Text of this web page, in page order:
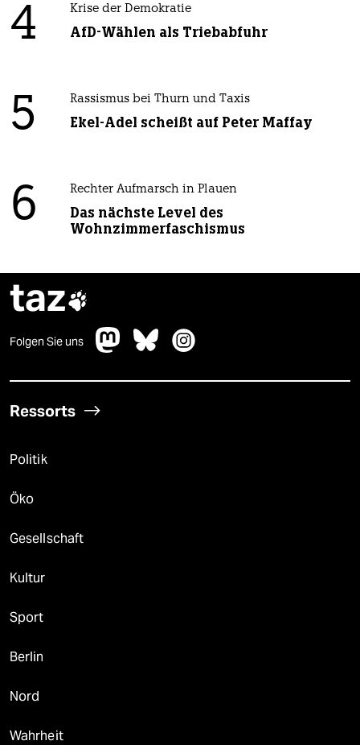
4 Krise der Demokratie
AfD-Wählen als Triebabfuhr
5 Rassismus bei Thurn und Taxis
Ekel-Adel scheißt auf Peter Maffay
6 Rechter Aufmarsch in Plauen
Das nächste Level des
Wohnzimmerfaschismus
taz
Folgen Sie uns
Ressorts
Politik
Öko
Gesellschaft
Kultur
Sport
Berlin
Nord
Wahrheit